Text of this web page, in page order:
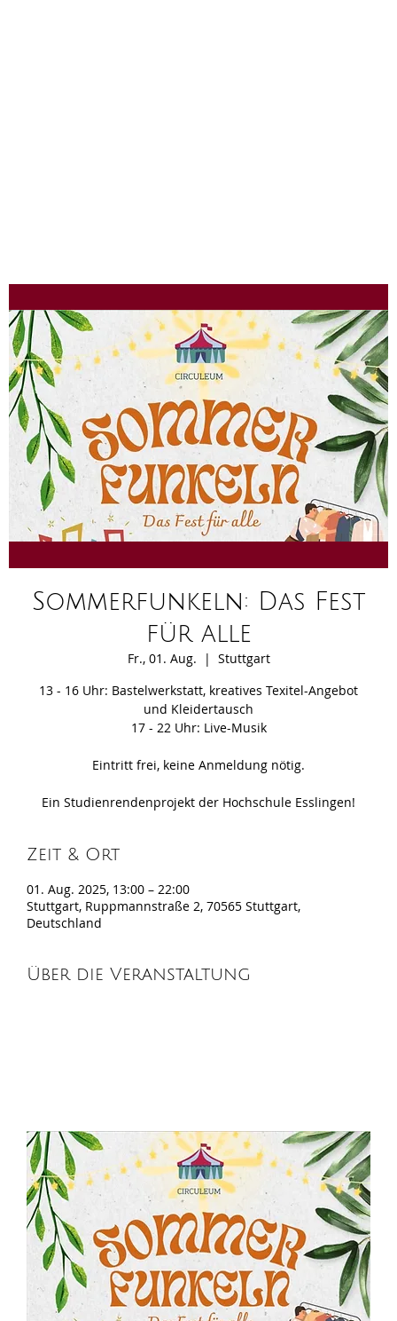
Sommerfunkeln: Das Fest
für alle
Fr., 01. Aug.
  |
Stuttgart
13 - 16 Uhr: Bastelwerkstatt, kreatives Texitel-Angebot
und Kleidertausch
17 - 22 Uhr: Live-Musik
Eintritt frei, keine Anmeldung nötig.
Ein Studienrendenprojekt der Hochschule Esslingen!
Zeit & Ort
01. Aug. 2025, 13:00 – 22:00
Stuttgart, Ruppmannstraße 2, 70565 Stuttgart,
Deutschland
Über die Veranstaltung